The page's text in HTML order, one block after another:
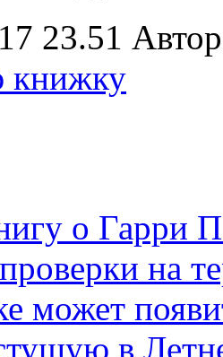
23.51
книжку
о Гарри
на
может
в